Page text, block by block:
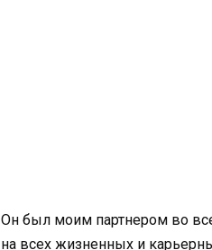
Он был моим партнером во
на всех жизненных и